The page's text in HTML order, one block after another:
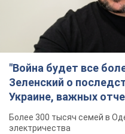
"Война будет все
Зеленский о
Украине, важных
противника. Видео
Более 300 тысяч семей в
электричества